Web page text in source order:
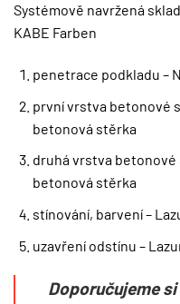
Systémově navržená
KABE Farben
penetrace podkladu –
první vrstva betonové
betonová stěrka
druhá vrstva betonové
betonová stěrka
stínování, barvení –
uzavření odstínu –
Doporučujeme